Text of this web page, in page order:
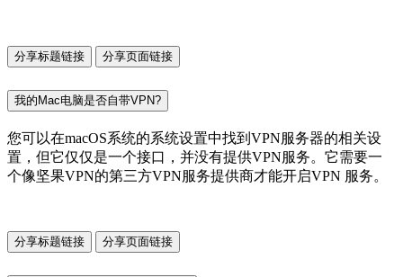
分享标题链接 分享页面链接
我的Mac电脑是否自带VPN?
您可以在macOS系统的系统设置中找到VPN服务器的相关设
置，但它仅仅是一个接口，并没有提供VPN服务。它需要一
个像坚果VPN的第三方VPN服务提供商才能开启VPN 服务。
分享标题链接 分享页面链接